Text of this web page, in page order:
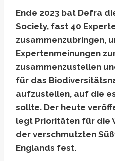
Ende 2023 bat Defra
Society, fast 40
zusammenzubringen,
Expertenmeinungen
zusammenzustellen
für das
aufzustellen, auf die
sollte. Der heute
legt Prioritäten für die
der verschmutzten
Englands fest.